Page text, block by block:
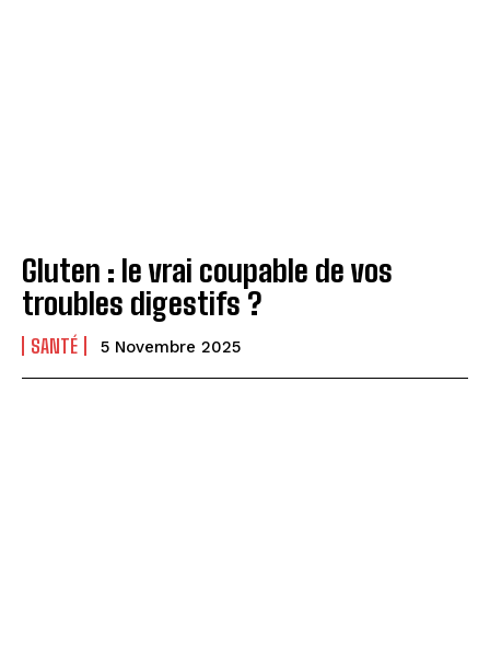
Gluten : le vrai coupable de vos
troubles digestifs ?
SANTÉ 5 Novembre 2025